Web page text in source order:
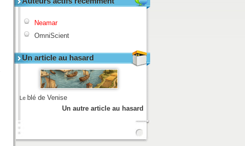
Neamar
OmniScient
Un article au hasard
Le blé de Venise
Un autre article au hasard